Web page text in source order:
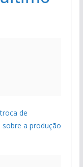
de
a produção